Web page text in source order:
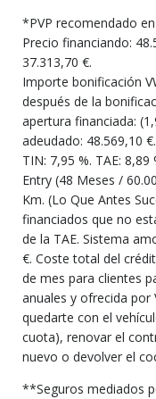
*PVP recomendado
Precio financiando:
37.313,70 €.
Importe bonificación
después de la
apertura financiada:
adeudado: 48.569,10
TIN: 7,95 %. TAE:
Entry (48 Meses /
Km. (Lo Que Antes
financiados que no
de la TAE. Sistema
€. Coste total del
de mes para clientes
anuales y ofrecida por
quedarte con el
cuota), renovar el
nuevo o devolver el
**Seguros mediados